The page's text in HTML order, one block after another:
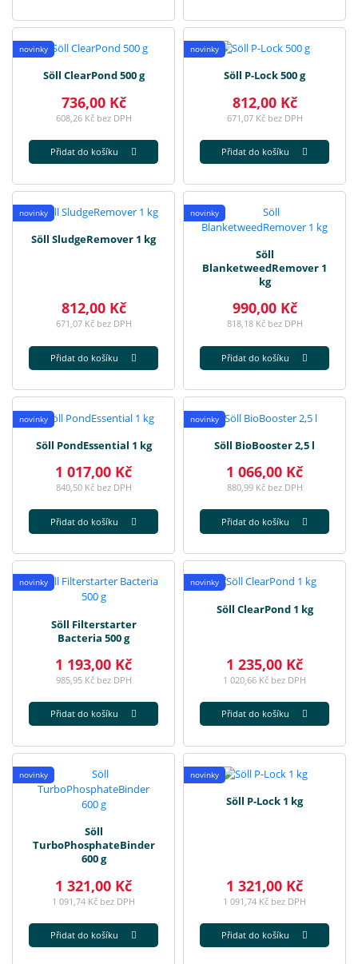
novinky
Söll ClearPond 500 g
736,00 Kč
608,26 Kč bez DPH
Přidat do košíku
novinky
Söll P-Lock 500 g
812,00 Kč
671,07 Kč bez DPH
Přidat do košíku
novinky
Söll SludgeRemover 1 kg
812,00 Kč
671,07 Kč bez DPH
Přidat do košíku
novinky
Söll
BlanketweedRemover 1
kg
990,00 Kč
818,18 Kč bez DPH
Přidat do košíku
novinky
Söll PondEssential 1 kg
1 017,00 Kč
840,50 Kč bez DPH
Přidat do košíku
novinky
Söll BioBooster 2,5 l
1 066,00 Kč
880,99 Kč bez DPH
Přidat do košíku
novinky
Söll Filterstarter
Bacteria 500 g
1 193,00 Kč
985,95 Kč bez DPH
Přidat do košíku
novinky
Söll ClearPond 1 kg
1 235,00 Kč
1 020,66 Kč bez DPH
Přidat do košíku
novinky
Söll
TurboPhosphateBinder
600 g
1 321,00 Kč
1 091,74 Kč bez DPH
Přidat do košíku
novinky
Söll P-Lock 1 kg
1 321,00 Kč
1 091,74 Kč bez DPH
Přidat do košíku